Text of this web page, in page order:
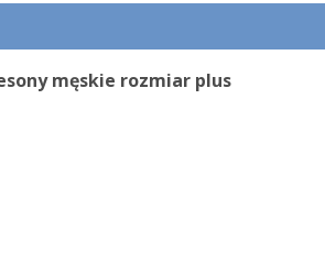
męskie rozmiar plus